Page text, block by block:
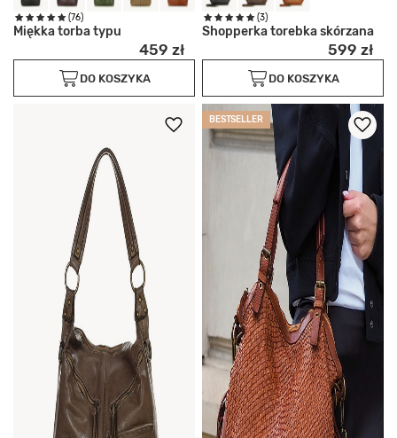
(76)
Miękka torba typu
459 zł
DO KOSZYKA
(3)
Shopperka torebka skórzana
599 zł
DO KOSZYKA
BESTSELLER